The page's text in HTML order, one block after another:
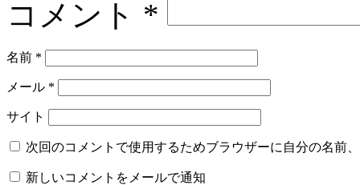
コメント *
名前 *
メール *
サイト
次回のコメントで使用するためブラウザーに自分の名前
新しいコメントをメールで通知